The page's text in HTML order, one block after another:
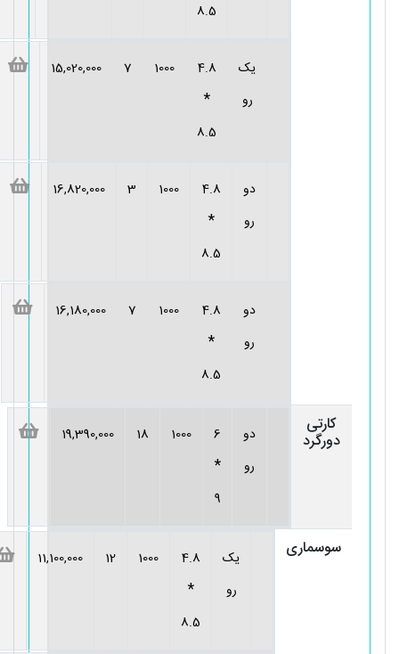
8.5
یک
رو
4.8
*
8.5
1000
7
15,020,000
دو
رو
4.8
*
8.5
1000
3
16,820,000
دو
رو
4.8
*
8.5
1000
7
16,180,000
کارتی
دورگرد
دو
رو
6
*
9
1000
18
19,390,000
سوسماری
یک
رو
4.8
*
8.5
1000
12
11,100,000